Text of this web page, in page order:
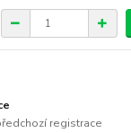
registrace